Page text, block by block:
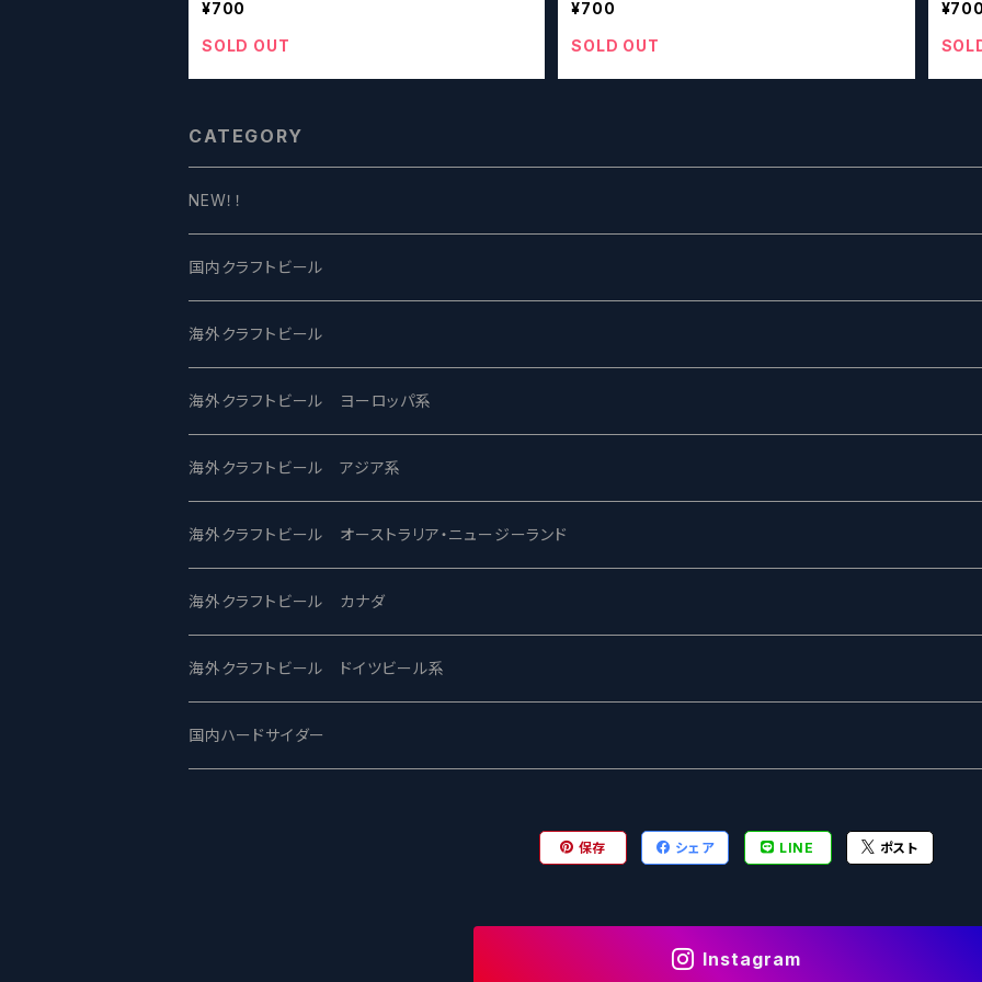
¥700
SOLD OUT
¥700
SOLD OUT
¥700
CATEGORY
NEW！！
国内クラフトビール
UCHU BREWING -うちゅうブルーイング
バテレ -VERTERE
2nd Story Ale Works -セカンドストーリー
ビアへるん - Beer Hearn
忽布古丹醸造 - HOP KOTAN
ワイマーケットブルーイング Y.Market Brewing
志賀高原ビール - SIGAKOGEN
海外クラフトビール
Modern Times モダンタイムズ
Maui マウイ
Toppling Goliath トップリンゴライアス
Fair State フェアステイト
Lagunitas ラグニタス
FirestoneWalker ファイアストーン
海外クラフトビール ヨーロッパ系
UnBarred -アンバード
SAIREN /サイレン
ワイルドチャイルド - Wilde Child
BrewDog Brewery - ブリュードッグ
The Flying Inn / ザ フライイング イン
海外クラフトビール アジア系
gweilo-鬼佬 グウァイロ
Heart Of Darkness - ハートオブダークネス
Carbon brews -カーボン
TAIHU - タイフー
海外クラフトビール オーストラリア・ニュージーランド
ROCKY RIDGE - ロッキーリッジ
BODRIGGY BREWING ボッドリッジー
CO-CONSPIRATORS コ・コンスピレーターズ
海外クラフトビール カナダ
Jackie O's ジャッキーオーズ
Westbrook ウェストブルック
海外クラフトビール ドイツビール系
Karmeliten カーメリテン
国内ハードサイダー
保存 シェア LINE ポスト
Instagram